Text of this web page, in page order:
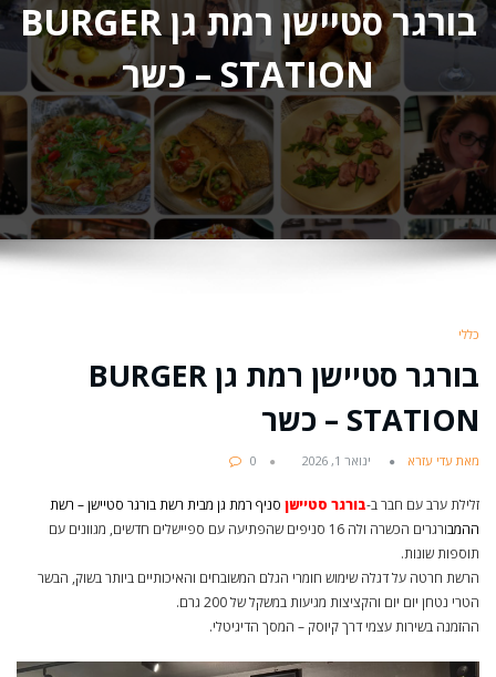
בורגר סטיישן רמת גן BURGER
STATION – כשר
כללי
בורגר סטיישן רמת גן BURGER
STATION – כשר
מאת עדי עזרא ינואר 1, 2026 0
זלילת ערב עם חבר ב-בורגר סטיישן סניף רמת גן מבית רשת בורגר סטיישן – רשת
ההמב
ורגרים הכשרה ולה 16 סניפים שהפתיעה עם ספיישלים חדשים, מגוונים עם
תוספות שונות.
הרשת חרטה על דגלה שימוש חומרי הגלם המשובחים והאיכותיים ביותר בשוק, הבשר
הטרי נטחן יום יום והקציצות מגיעות במשקל של 200 גרם.
ההזמנה בשירות עצמי דרך קיוסק – המסך הדיגיטלי.